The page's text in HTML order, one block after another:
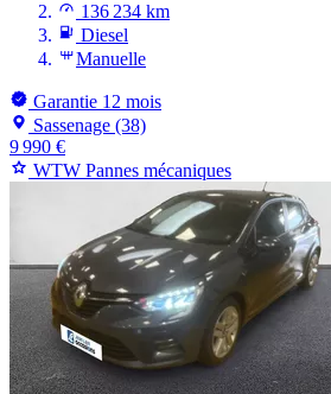
136 234 km
Diesel
Manuelle
Garantie 12 mois
Sassenage (38)
9 990 €
WTW Pannes mécaniques